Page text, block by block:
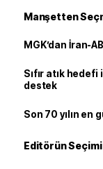
Manşetten
MGK’dan İran-
Sıfır atık
destek
Son 70 yılın en
Editörün Seçimi